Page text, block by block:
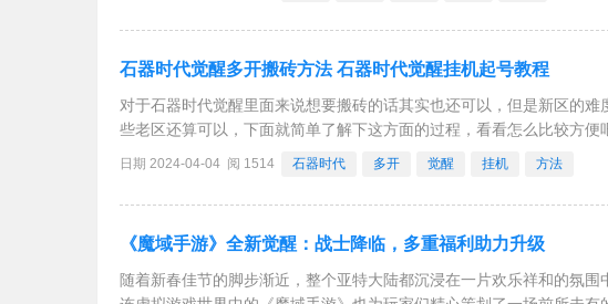
石器时代觉醒多开搬砖方法 石器时代觉醒挂机起号教程
对于石器时代觉醒里面来说想要搬砖的话其实也还可以，但是新区的
些老区还算可以，下面就简单了解下这方面的过程，看看怎么比较方便
个小时，对于一些自己玩的人来说月卡送的时间也基本够用了，当然对
日期 2024-04-04 阅 1514 石器时代 多开 觉醒 挂机 方法
《魔域手游》全新觉醒：战士降临，多重福利助力升级
随着新春佳节的脚步渐近，整个亚特大陆都沉浸在一片欢乐祥和的氛